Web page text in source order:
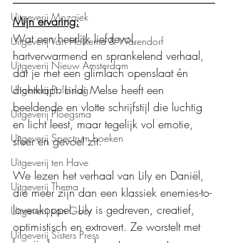
Uitgeverij Mozaïek
Uitgeverij Van Holkema & Warendorf
Uitgeverij Nieuw Amsterdam
Uitgeverij Palmslag
Uitgeverij Ploegsma
Uitgeverij Spectrum boeken
Uitgeverij ten Have
Uitgeverij Thema
Uitgeverij van Goor
Uitgeverij Sisters Press
Mijn ervaring:
Wat een heerlijk liefdevol,
hartverwarmend en sprankelend verhaal,
dat je met een glimlach openslaat én
dichtklapt. Lindi Melse heeft een
beeldende en vlotte schrijfstijl die luchtig
en licht leest, maar tegelijk vol emotie,
sfeer en gevoel zit.
We lezen het verhaal van Lily en Daniël,
die meer zijn dan een klassiek enemies-to-
loverskoppel. Lily is gedreven, creatief,
optimistisch en extrovert. Ze worstelt met